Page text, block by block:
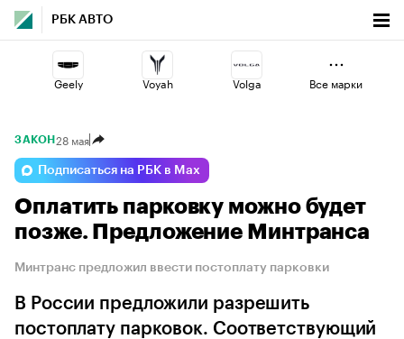
РБК АВТО
Geely Voyah Volga
Jaecoo
Changan Lada Omoda
Все марки
ЗАКОН 28 мая
Подписаться на РБК в Max
Оплатить парковку можно будет
позже. Предложение Минтранса
Минтранс предложил ввести постоплату парковки
В России предложили разрешить
постоплату парковок. Соответствующий